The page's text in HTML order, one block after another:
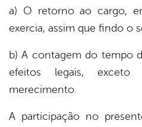
a) O retorno ao cargo,
exercia, assim que findo o
b) A contagem do tempo
efeitos legais,
merecimento.
A participação no